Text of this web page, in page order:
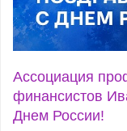
Ассоциация
финансистов
Днем России!